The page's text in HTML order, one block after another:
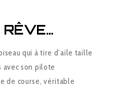
RÊVE…
qui à tire d’aile taille
avec son pilote
de course, véritable